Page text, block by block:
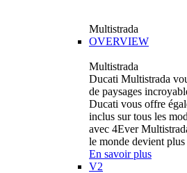
Multistrada
OVERVIEW
Multistrada
Ducati Multistrada
de paysages
Ducati vous offre
inclus sur tous les
avec 4Ever
le monde devient plus
En savoir plus
V2